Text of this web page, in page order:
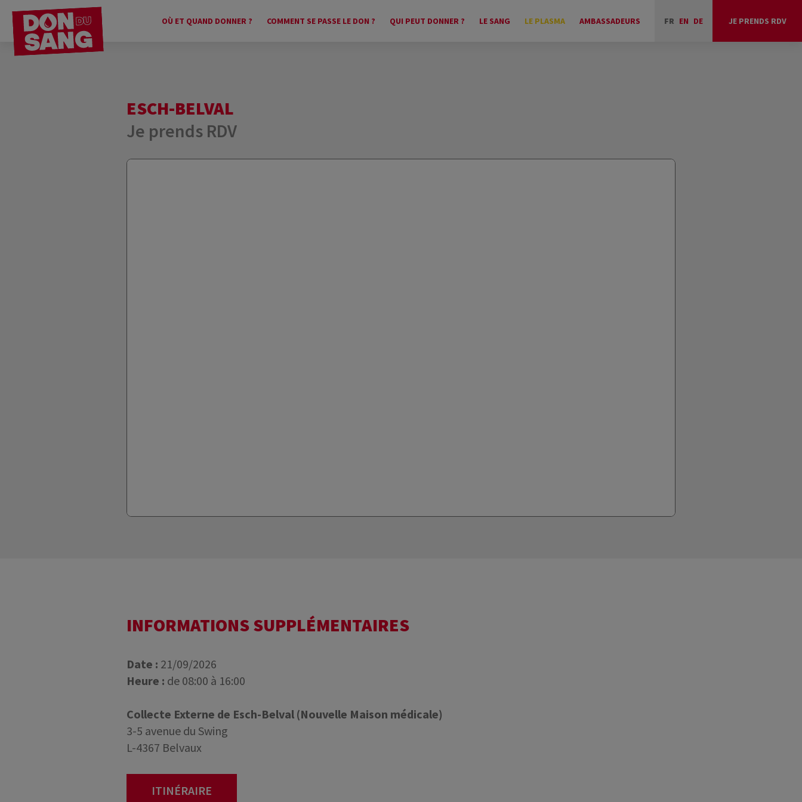
OÙ ET QUAND DONNER ? COMMENT SE PASSE LE DON ? QUI PEUT DONNER ? LE SANG LE PLASMA AMBASSADEURS FR EN DE JE PRENDS RDV
ESCH-BELVAL
Je prends RDV
INFORMATIONS SUPPLÉMENTAIRES
Date : 21/09/2026
Heure : de 08:00 à 16:00
Collecte Externe de Esch-Belval (Nouvelle Maison médicale)
3-5 avenue du Swing
L-4367 Belvaux
ITINÉRAIRE